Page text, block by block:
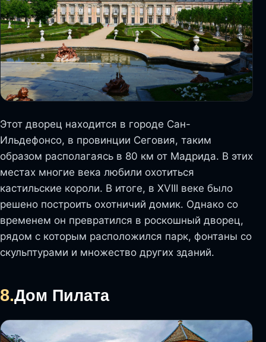
Этот дворец находится в городе Сан-
Ильдефонсо, в провинции Сеговия, таким
образом располагаясь в 80 км от Мадрида. В этих
местах многие века любили охотиться
кастильские короли. В итоге, в XVIII веке было
решено построить охотничий домик. Однако со
временем он превратился в роскошный дворец,
рядом с которым расположился парк, фонтаны со
скульптурами и множество других зданий.
8.Дом Пилата